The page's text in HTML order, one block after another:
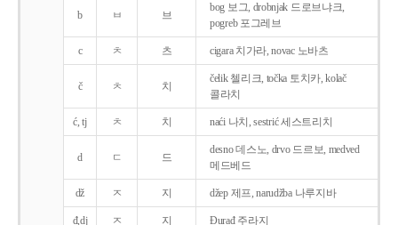
b ㅂ 브
bog 보그, drobnjak 드로브냐크,
pogreb 포그레브
c ㅊ 츠 cigara 치가라, novac 노바츠
č ㅊ 치
čelik 첼리크, točka 토치카, kolač
콜라치
ć, tj ㅊ 치 naći 나치, sestrić 세스트리치
d ㄷ 드
desno 데스노, drvo 드르보, medved
메드베드
dž ㅈ 지 džep 제프, narudžba 나루지바
đ,dj ㅈ 지 Ðurađ 주라지